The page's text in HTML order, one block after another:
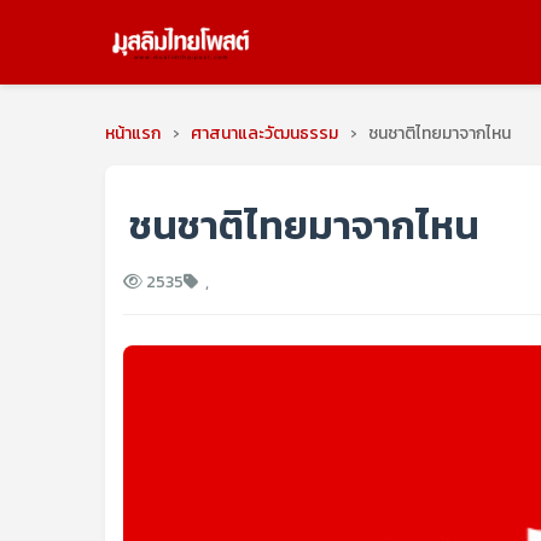
หน้าแรก › ศาสนาและวัฒนธรรม › ชนชาติไทยมาจากไหน
ชนชาติไทยมาจากไหน
2535 ,